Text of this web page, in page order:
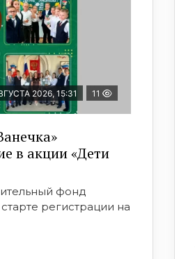
2026, 15:31 11
в акции «Дети
фонд
регистрации на